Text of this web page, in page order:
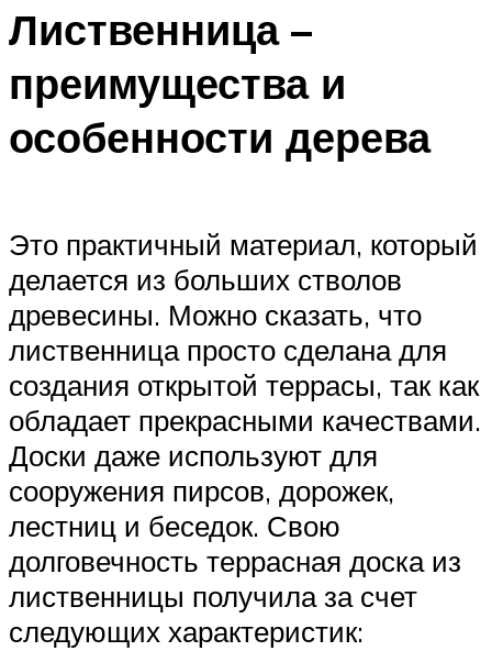
Лиственница –
преимущества и
особенности дерева
Это практичный материал, который
делается из больших стволов
древесины. Можно сказать, что
лиственница просто сделана для
создания открытой террасы, так как
обладает прекрасными качествами.
Доски даже используют для
сооружения пирсов, дорожек,
лестниц и беседок. Свою
долговечность террасная доска из
лиственницы получила за счет
следующих характеристик: